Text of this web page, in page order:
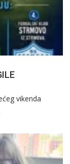
vikenda